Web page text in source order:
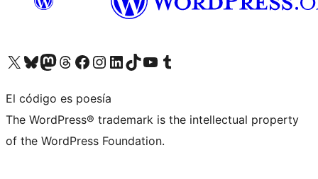
Visita nuestra cuenta de X (anteriormente Twitter)
Visita nuestra cuenta de Bluesky
Visita nuestra cuenta de Mastodon
Visita nuestra cuenta de Threads
Visita nuestra página de Facebook
Visita nuestra cuenta de Instagram
Visita nuestra cuenta de LinkedIn
Visita nuestra cuenta de TikTok
Visita nuestro canal de YouTube
Visita nuestra cuenta de Tumblr
El código es poesía
The WordPress® trademark is the intellectual property
of the WordPress Foundation.